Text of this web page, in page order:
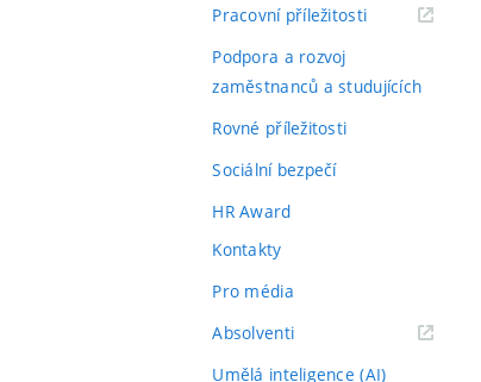
Pracovní příležitosti(externí
Podpora a rozvoj
zaměstnanců a studujících
Rovné příležitosti
Sociální bezpečí
HR Award
Kontakty
Pro média
Absolventi(externí
Umělá inteligence (AI)